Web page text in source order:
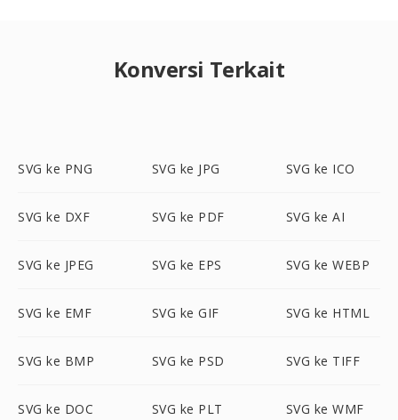
Konversi Terkait
SVG ke PNG SVG ke JPG SVG ke ICO
SVG ke DXF SVG ke PDF SVG ke AI
SVG ke JPEG SVG ke EPS SVG ke WEBP
SVG ke EMF SVG ke GIF SVG ke HTML
SVG ke BMP SVG ke PSD SVG ke TIFF
SVG ke DOC SVG ke PLT SVG ke WMF